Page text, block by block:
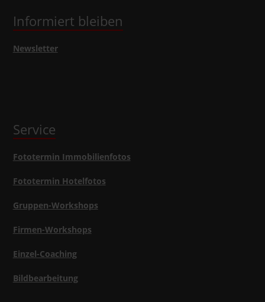
Informiert bleiben
Newsletter
Service
Fototermin Immobilienfotos
Fototermin Hotelfotos
Gruppen-Workshops
Firmen-Workshops
Einzel-Coaching
Bildbearbeitung